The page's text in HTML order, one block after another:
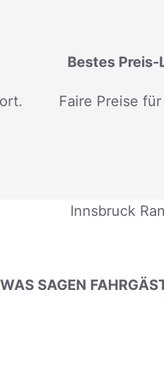
Bestes
Faire Preise
Innsbruck
WAS SAGEN